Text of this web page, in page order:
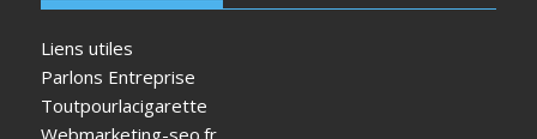
Liens utiles
Parlons Entreprise
Toutpourlacigarette
Webmarketing-seo.fr